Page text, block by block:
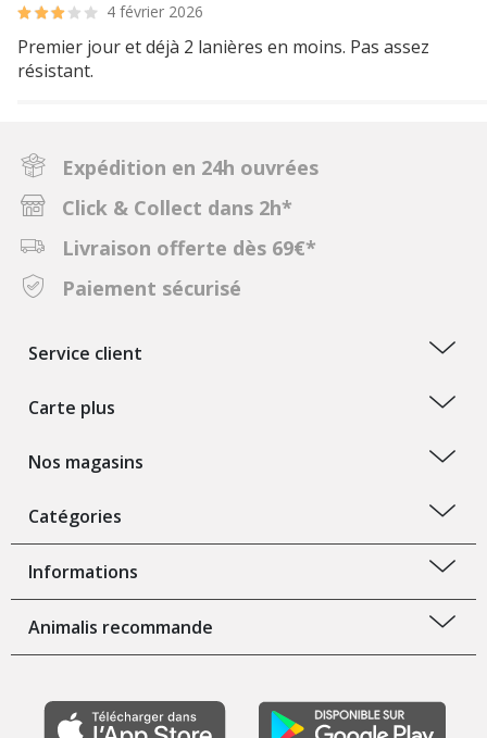
4 février 2026
Premier jour et déjà 2 lanières en moins. Pas assez
résistant.
Expédition en 24h ouvrées
Click & Collect dans 2h*
Livraison offerte dès 69€*
Paiement sécurisé
Service client
Carte plus
Nos magasins
Catégories
Informations
Animalis recommande